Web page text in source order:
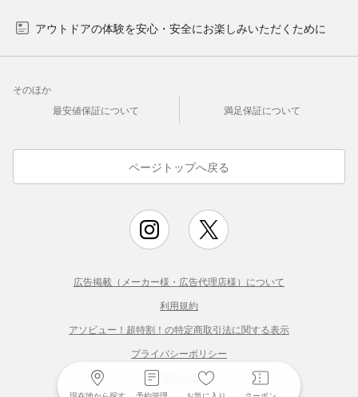
アウトドアの体験を安心・安全にお楽しみいただくために
そのほか
最安値保証について
満足保証について
ページトップへ戻る
広告掲載（メーカー様・広告代理店様）について
利用規約
アソビュー！超特割！の特定商取引法に関する表示
プライバシーポリシー